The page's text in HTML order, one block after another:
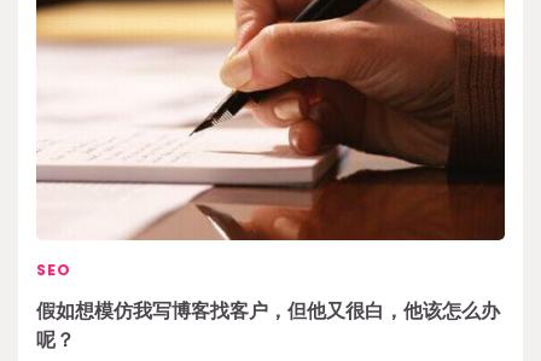
SEO
假如想模仿我写博客找客户，但他又很白，他该怎么办
呢？